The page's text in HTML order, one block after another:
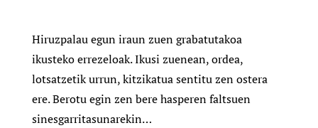
Hiruzpalau egun iraun zuen grabatutakoa
ikusteko errezeloak. Ikusi zuenean, ordea,
lotsatzetik urrun, kitzikatua sentitu zen ostera
ere. Berotu egin zen bere hasperen faltsuen
sinesgarritasunarekin…